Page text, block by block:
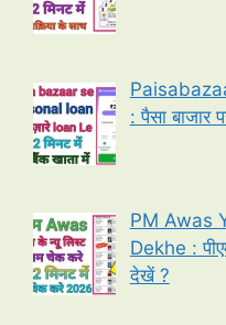
: पैसा
PM Awas
Dekhe :
देखें ?